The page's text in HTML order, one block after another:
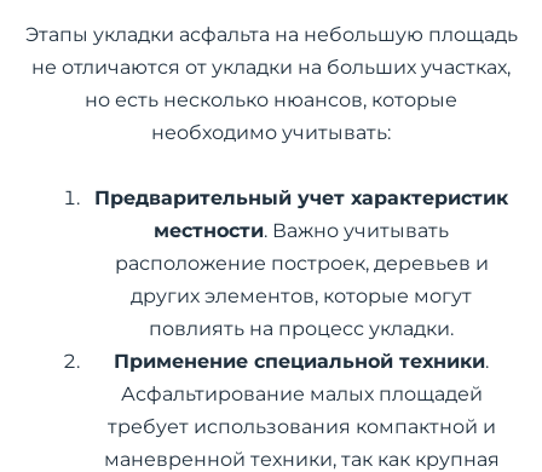
Этапы укладки асфальта на небольшую площадь
не отличаются от укладки на больших участках,
но есть несколько нюансов, которые
необходимо учитывать:
Предварительный учет характеристик
местности. Важно учитывать
расположение построек, деревьев и
других элементов, которые могут
повлиять на процесс укладки.
Применение специальной техники.
Асфальтирование малых площадей
требует использования компактной и
маневренной техники, так как крупная